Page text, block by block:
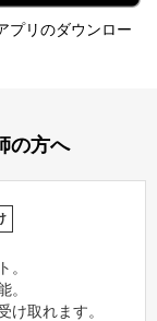
プリのダウンロー
の方へ
。
。
け取れます。